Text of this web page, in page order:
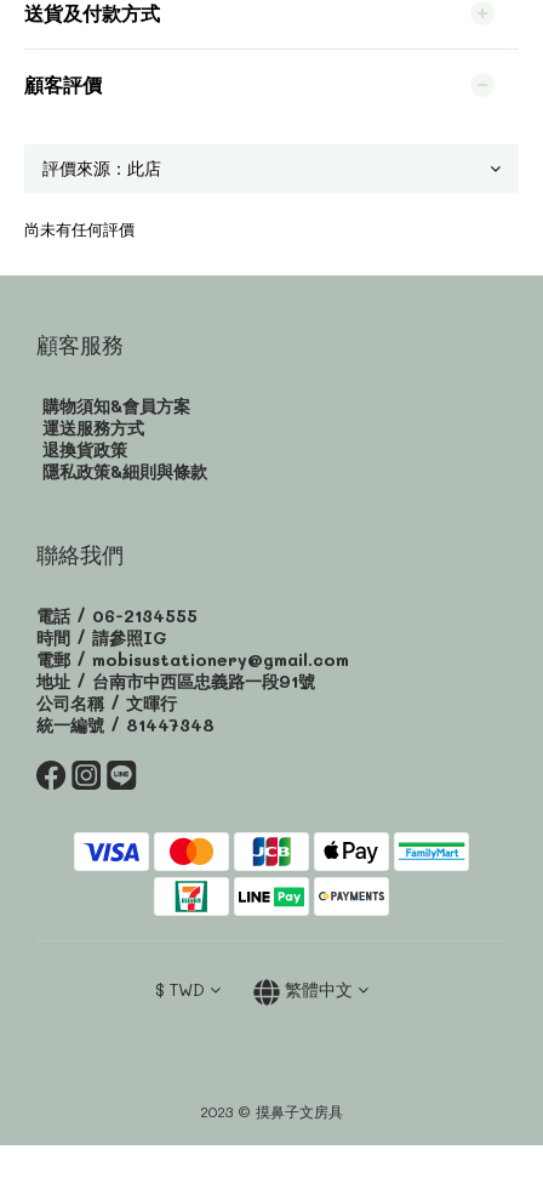
送貨及付款方式
顧客評價
尚未有任何評價
顧客服務
購物須知&會員方案
運送服務方式
退換貨政策
隱私政策&細則與條款
聯絡我們
電話 / 06-2134555
時間 / 請參照IG
電郵 / mobisustationery@gmail.com
地址 / 台南市中西區忠義路一段91號
公司名稱 / 文暉行
統一編號 / 81447348
$ TWD 繁體中文
2023 © 摸鼻子文房具